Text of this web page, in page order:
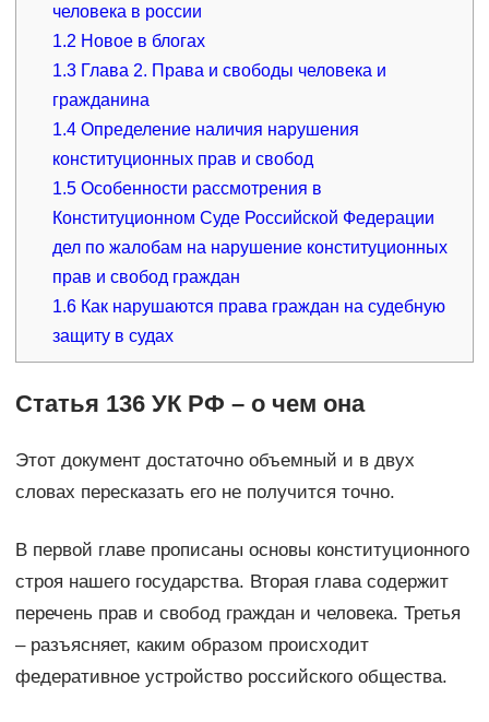
человека в россии
1.2 Новое в блогах
1.3 Глава 2. Права и свободы человека и
гражданина
1.4 Определение наличия нарушения
конституционных прав и свобод
1.5 Особенности рассмотрения в
Конституционном Суде Российской Федерации
дел по жалобам на нарушение конституционных
прав и свобод граждан
1.6 Как нарушаются права граждан на судебную
защиту в судах
Статья 136 УК РФ – о чем она
Этот документ достаточно объемный и в двух
словах пересказать его не получится точно.
В первой главе прописаны основы конституционного
строя нашего государства. Вторая глава содержит
перечень прав и свобод граждан и человека. Третья
– разъясняет, каким образом происходит
федеративное устройство российского общества.